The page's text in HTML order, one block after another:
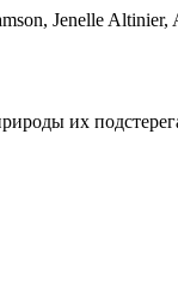
Jenelle Altinier,
их